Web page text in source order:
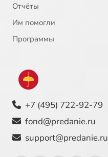
Отчёты
Им помогли
Программы
+7 (495) 722-92-79
fond@predanie.ru
support@predanie.ru